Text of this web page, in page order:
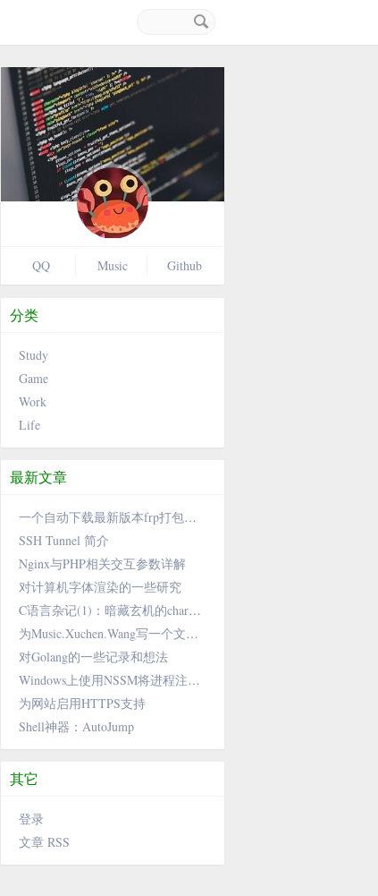
关
字
QQ Music Github
分类
Study
Game
Work
Life
最新文章
一个自动下载最新版本frp打包成deb的bash脚本
SSH Tunnel 简介
Nginx与PHP相关交互参数详解
对计算机字体渲染的一些研究
C语言杂记(1)：暗藏玄机的char和getchar
为Music.Xuchen.Wang写一个文章自动生成器
对Golang的一些记录和想法
Windows上使用NSSM将进程注册为服务保持常开
为网站启用HTTPS支持
Shell神器：AutoJump
其它
登录
文章 RSS